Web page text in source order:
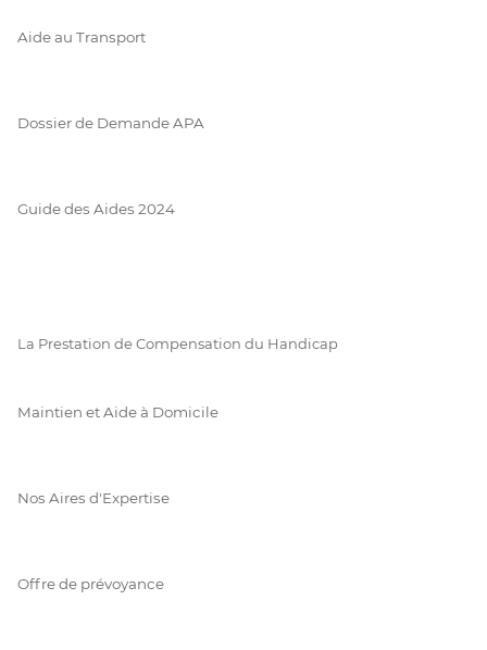
Aide au Transport
Dossier de Demande APA
Guide des Aides 2024
La Prestation de Compensation du Handicap
Maintien et Aide à Domicile
Nos Aires d'Expertise
Offre de prévoyance